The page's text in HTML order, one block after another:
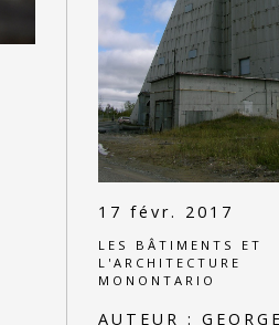
17 févr. 2017
LES BÂTIMENTS ET
L'ARCHITECTURE
MONONTARIO
AUTEUR :